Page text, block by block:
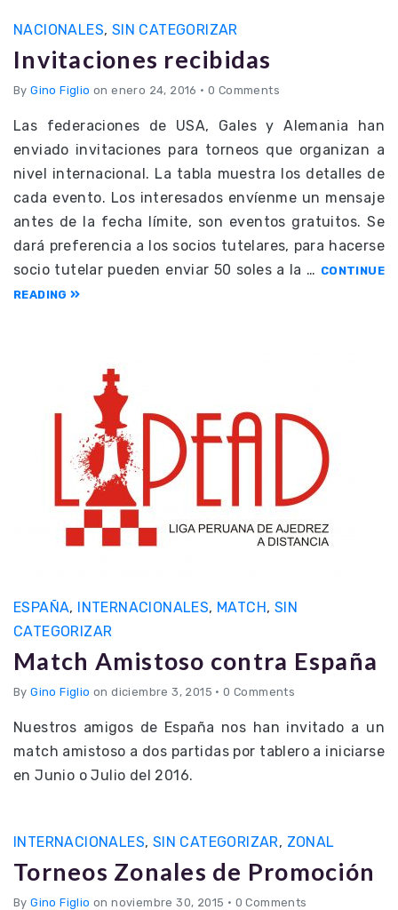
NACIONALES, SIN CATEGORIZAR
Invitaciones recibidas
ByGino Figlio on enero 24, 2016 • 0 Comments
Las federaciones de USA, Gales y Alemania han
enviado invitaciones para torneos que organizan a
nivel internacional. La tabla muestra los detalles de
cada evento. Los interesados envíenme un mensaje
antes de la fecha límite, son eventos gratuitos. Se
dará preferencia a los socios tutelares, para hacerse
socio tutelar pueden enviar 50 soles a la … CONTINUE
READING
ESPAÑA, INTERNACIONALES, MATCH, SIN
CATEGORIZAR
Match Amistoso contra España
ByGino Figlio on diciembre 3, 2015 • 0 Comments
Nuestros amigos de España nos han invitado a un
match amistoso a dos partidas por tablero a iniciarse
en Junio o Julio del 2016.
INTERNACIONALES, SIN CATEGORIZAR, ZONAL
Torneos Zonales de Promoción
ByGino Figlio on noviembre 30, 2015 • 0 Comments